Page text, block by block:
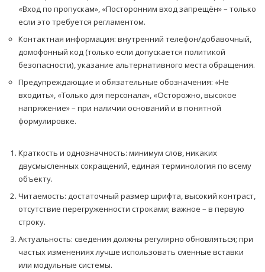
«Вход по пропускам», «Посторонним вход запрещён» – только
если это требуется регламентом.
Контактная информация: внутренний телефон/добавочный,
домофонный код (только если допускается политикой
безопасности), указание альтернативного места обращения.
Предупреждающие и обязательные обозначения: «Не
входить», «Только для персонала», «Осторожно, высокое
напряжение» – при наличии оснований и в понятной
формулировке.
Краткость и однозначность: минимум слов, никаких
двусмысленных сокращений, единая терминология по всему
объекту.
Читаемость: достаточный размер шрифта, высокий контраст,
отсутствие перегруженности строками; важное – в первую
строку.
Актуальность: сведения должны регулярно обновляться; при
частых изменениях лучше использовать сменные вставки
или модульные системы.